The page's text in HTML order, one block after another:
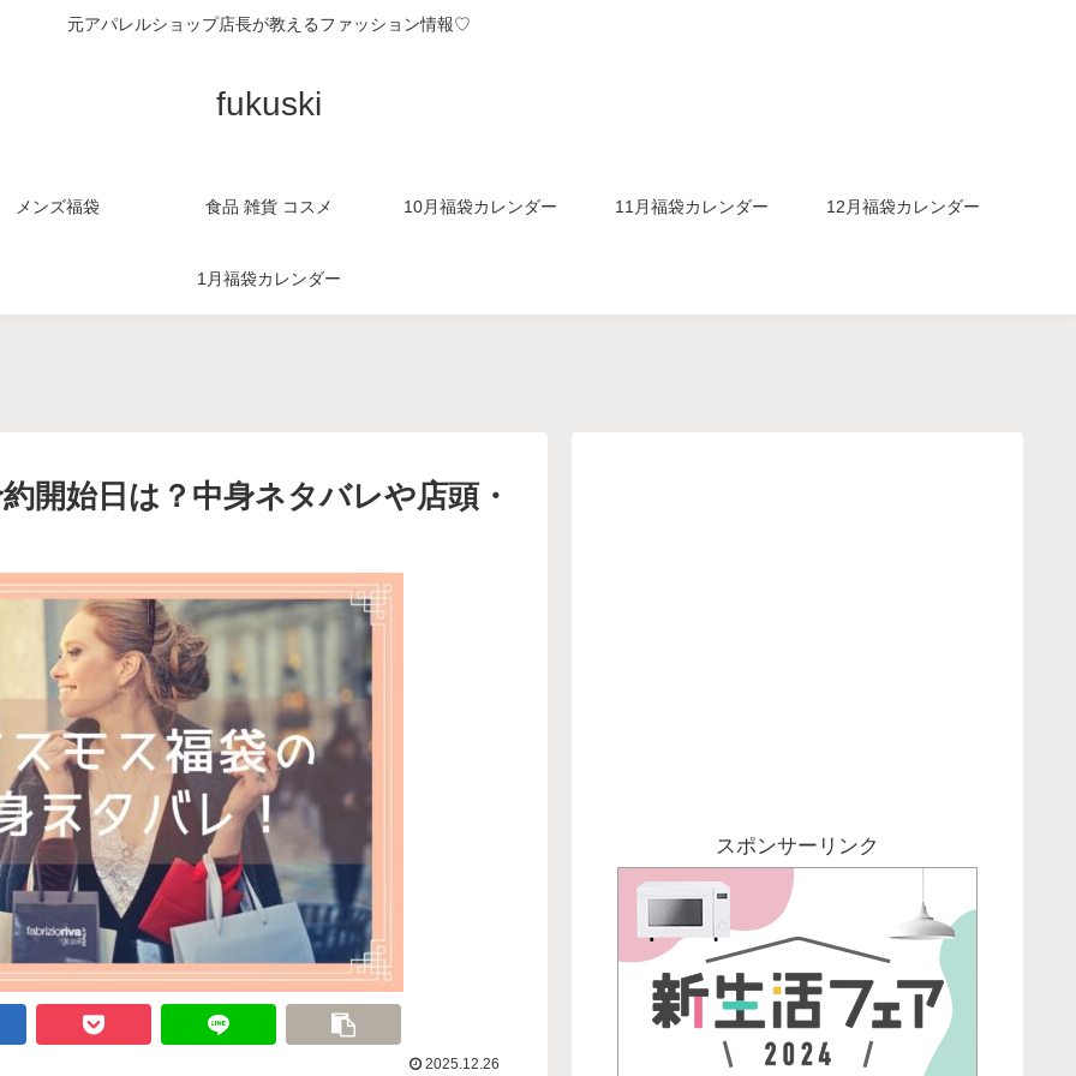
元アパレルショップ店長が教えるファッション情報♡
fukuski
メンズ福袋 食品 雑貨 コスメ 10月福袋カレンダー 11月福袋カレンダー 12月福袋カレンダー
1月福袋カレンダー
開始日は？中身ネタバレや店頭・
2025.12.26
スポンサーリンク